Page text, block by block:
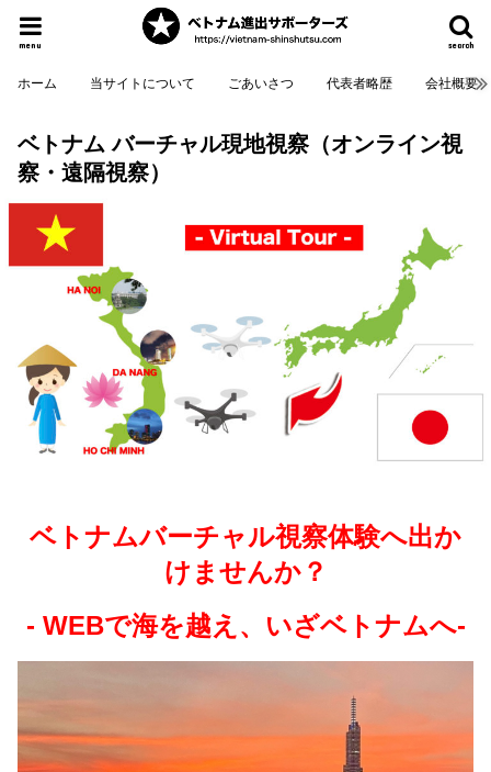
search
menu
ホーム 当サイトについて ごあいさつ 代表者略歴 会社概要
ベトナム バーチャル現地視察（オンライン視
察・遠隔視察）
ベトナムバーチャル視察体験へ出か
けませんか？
- WEBで海を越え、いざベトナムへ-